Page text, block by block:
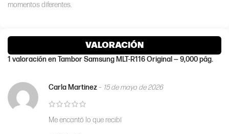
momentos diferentes.
VALORACIÓN
1 valoración enTambor Samsung MLT-R116 Original — 9,000 pág.
Carla Martinez– 15 de mayo de 2026
Me encantó lo que recibí